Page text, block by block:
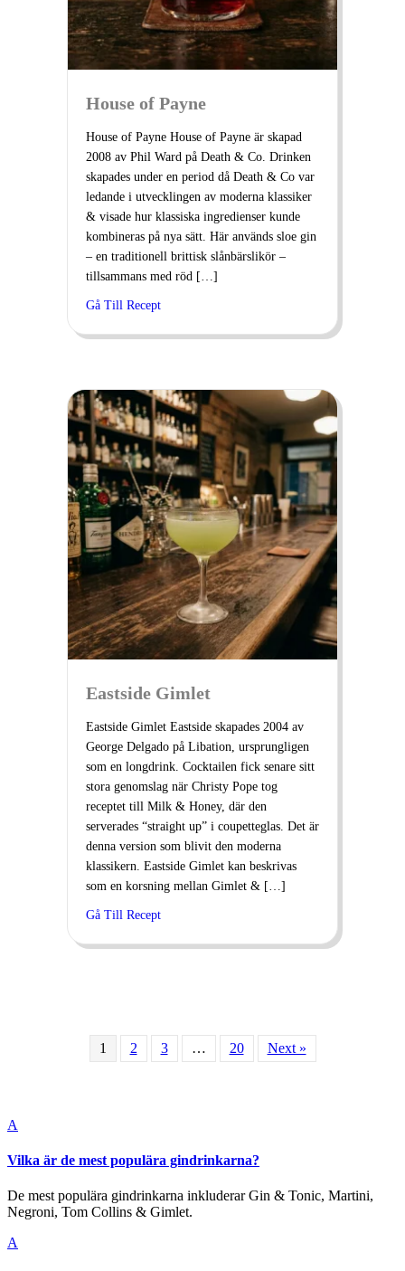
House of Payne
House of Payne House of Payne är skapad
2008 av Phil Ward på Death & Co. Drinken
skapades under en period då Death & Co var
ledande i utvecklingen av moderna klassiker
& visade hur klassiska ingredienser kunde
kombineras på nya sätt. Här används sloe gin
– en traditionell brittisk slånbärslikör –
tillsammans med röd […]
Gå Till Recept
Eastside Gimlet
Eastside Gimlet Eastside skapades 2004 av
George Delgado på Libation, ursprungligen
som en longdrink. Cocktailen fick senare sitt
stora genomslag när Christy Pope tog
receptet till Milk & Honey, där den
serverades “straight up” i coupetteglas. Det är
denna version som blivit den moderna
klassikern. Eastside Gimlet kan beskrivas
som en korsning mellan Gimlet & […]
Gå Till Recept
1 2 3 … 20 Next »
A
Vilka är de mest populära gindrinkarna?
De mest populära gindrinkarna inkluderar Gin & Tonic, Martini,
Negroni, Tom Collins & Gimlet.
A